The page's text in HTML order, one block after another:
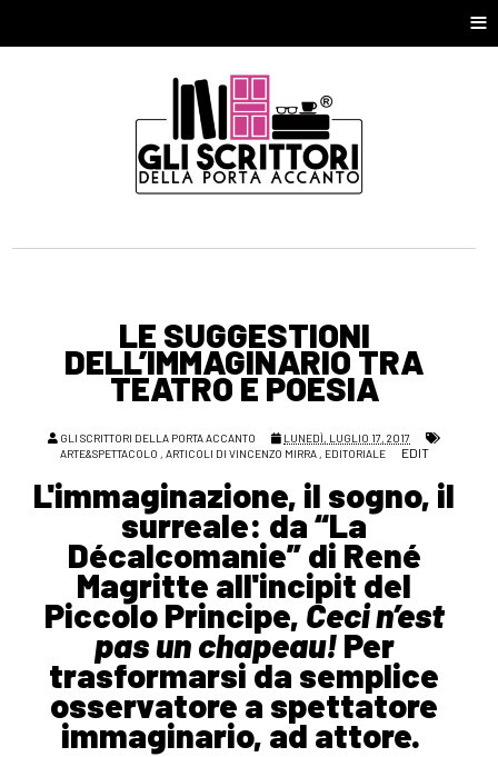
≡
LE SUGGESTIONI
DELL’IMMAGINARIO TRA
TEATRO E POESIA
GLI SCRITTORI DELLA PORTA ACCANTO
LUNEDÌ, LUGLIO 17, 2017
ARTE&SPETTACOLO , ARTICOLI DI VINCENZO MIRRA, EDITORIALE EDIT
L'immaginazione, il sogno, il
surreale: da “La
Décalcomanie” di René
Magritte all'incipit del
Piccolo Principe, Ceci n’est
pas un chapeau!Per
trasformarsi da semplice
osservatore a spettatore
immaginario, ad attore.